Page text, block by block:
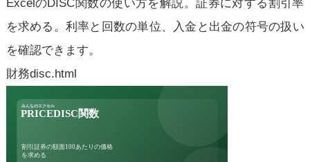
ExcelのDISC関数の使い方を解説。証券に対する割引率
を求める。利率と回数の単位、入金と出金の符号の扱い
を確認できます。
財務disc.html